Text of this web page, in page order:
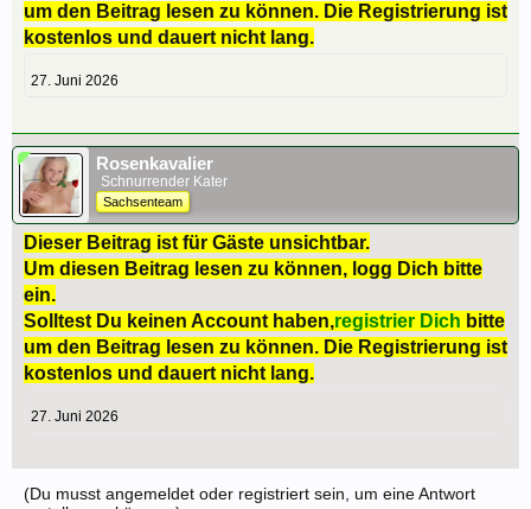
um den Beitrag lesen zu können. Die Registrierung ist
kostenlos und dauert nicht lang.
27. Juni 2026
Rosenkavalier
Schnurrender Kater
Sachsenteam
Dieser Beitrag ist für Gäste unsichtbar.
Um diesen Beitrag lesen zu können, logg Dich bitte
ein.
Solltest Du keinen Account haben,registrier Dich bitte
um den Beitrag lesen zu können. Die Registrierung ist
kostenlos und dauert nicht lang.
27. Juni 2026
(Du musst angemeldet oder registriert sein, um eine Antwort